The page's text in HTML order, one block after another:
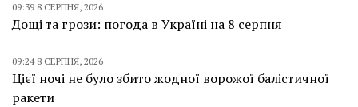
09:39 8 СЕРПНЯ, 2026
Дощі та грози: погода в Україні на 8 серпня
09:24 8 СЕРПНЯ, 2026
Цієї ночі не було збито жодної ворожої балістичної
ракети